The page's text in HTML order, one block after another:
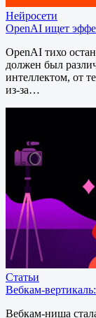
Нейросети
OpenAI ищет
OpenAI тихо
должен был
интеллектом, от
из-за…
Статьи
Вебкам-вертикаль:
Вебкам-ниша